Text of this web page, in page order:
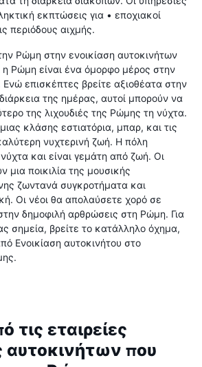
εκπτώσεις για • εποχιακοί
περιόδους αιχμής.
Ρώμη στην ενοικίαση αυτοκινήτων
η Ρώμη είναι ένα όμορφο μέρος στην
επισκέπτες βρείτε αξιοθέατα στην
της ημέρας, αυτοί μπορούν να
της λιχουδιές της Ρώμης τη νύχτα.
κλάσης εστιατόρια, μπαρ, και τις
νυχτερινή ζωή. Η πόλη
και είναι γεμάτη από ζωή. Οι
μια ποικιλία της μουσικής
ζωντανά συγκροτήματα και
Οι νέοι θα απολαύσετε χορό σε
δημοφιλή αρθρώσεις στη Ρώμη. Για
σημεία, βρείτε το κατάλληλο όχημα,
Ενοικίαση αυτοκινήτου στο
τις εταιρείες
αυτοκινήτων που